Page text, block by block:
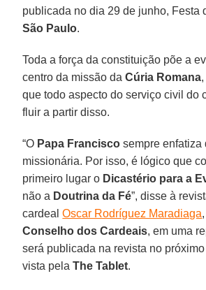
publicada no dia 29 de junho, Festa
São Paulo.
Toda a força da constituição põe a
centro da missão daCúria Romana
que todo aspecto do serviço civil do
fluir a partir disso.
“O Papa Francisco sempre enfatiza
missionária. Por isso, é lógico que
primeiro lugar o Dicastério para a
não a Doutrina da Fé”, disse à
cardealOscar Rodríguez Maradiaga
Conselho dos Cardeais, em uma
será publicada na revista no
vista pelaThe Tablet.